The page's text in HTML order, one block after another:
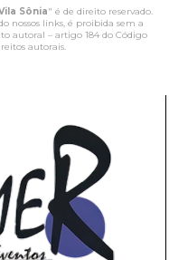
Sônia" é de direito reservado.
nossos links, é proibida sem a
autoral – artigo 184 do Código
autorais.